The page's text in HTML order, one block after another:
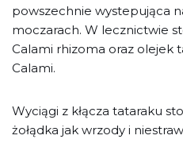
powszechnie wystepująca
moczarach. W lecznictwie
Calami rhizoma oraz olejek
Calami.
Wyciągi z kłącza tataraku
żołądka jak wrzody i